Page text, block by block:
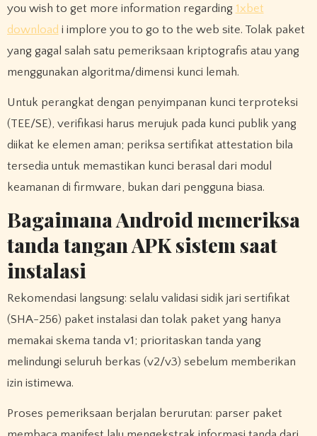
you wish to get more information regarding 1xbet
download i implore you to go to the web site. Tolak paket
yang gagal salah satu pemeriksaan kriptografis atau yang
menggunakan algoritma/dimensi kunci lemah.
Untuk perangkat dengan penyimpanan kunci terproteksi
(TEE/SE), verifikasi harus merujuk pada kunci publik yang
diikat ke elemen aman; periksa sertifikat attestation bila
tersedia untuk memastikan kunci berasal dari modul
keamanan di firmware, bukan dari pengguna biasa.
Bagaimana Android memeriksa
tanda tangan APK sistem saat
instalasi
Rekomendasi langsung: selalu validasi sidik jari sertifikat
(SHA-256) paket instalasi dan tolak paket yang hanya
memakai skema tanda v1; prioritaskan tanda yang
melindungi seluruh berkas (v2/v3) sebelum memberikan
izin istimewa.
Proses pemeriksaan berjalan berurutan: parser paket